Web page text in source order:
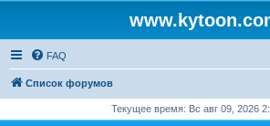
FAQ
Список форумов
Текущее время: Вс авг 09, 2026